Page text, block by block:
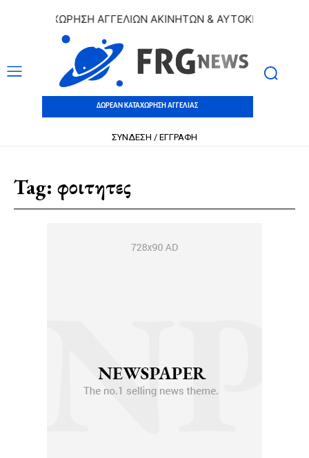
ΚΑΤΑΧΩΡΗΣΗ ΑΓΓΕΛΙΩΝ ΑΚΙΝΗΤΩΝ & ΑΥΤΟΚΙΝΗΤΩΝ |
ΔΩΡΕΑΝ ΚΑΤΑΧΩΡΗΣΗ ΑΓΓΕΛΙΑΣ
ΣΥΝΔΕΣΗ / ΕΓΓΡΑΦΗ
Tag: φοιτητες